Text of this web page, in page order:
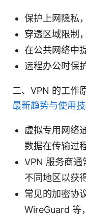
保护上网隐私
穿透区域限制
在公共网络中
远程办公时保
二、VPN 的工作
最新趋势与使用
虚拟专用网络
数据在传输过
VPN 服务商通
不同地区以获
常见的加密协
WireGuard 等